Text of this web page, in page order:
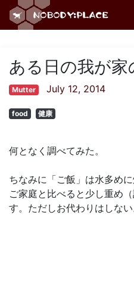
ある日の我が
Mutter July 12, 2014
food 健康
何となく調べてみた。
ちなみに「ご飯」は水多め
ご家庭と比べると少し重め
す。ただしお代わりはしない